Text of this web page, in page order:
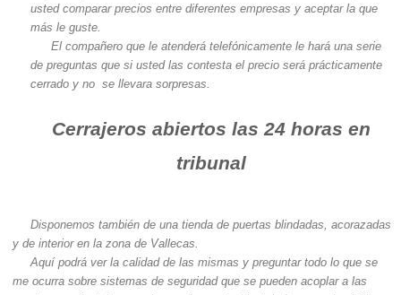
usted comparar precios entre diferentes empresas y aceptar la que
más le guste.
El compañero que le atenderá telefónicamente le hará una serie
de preguntas que si usted las contesta el precio será prácticamente
cerrado y no se llevara sorpresas.
Cerrajeros abiertos las 24 horas en
tribunal
Disponemos también de una tienda de puertas blindadas, acorazadas
y de interior en la zona de Vallecas.
Aquí podrá ver la calidad de las mismas y preguntar todo lo que se
me ocurra sobre sistemas de seguridad que se pueden acoplar a las